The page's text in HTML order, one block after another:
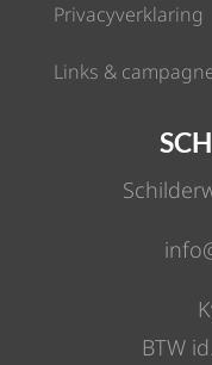
Privacyverklaring
Links &
BTW